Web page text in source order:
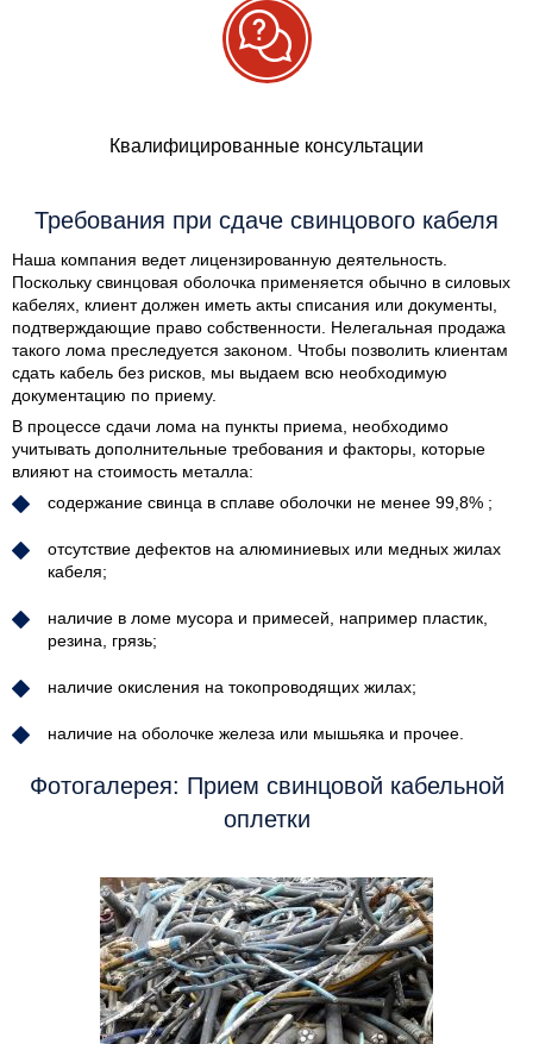
Квалифицированные консультации
Требования при сдаче свинцового кабеля
Наша компания ведет лицензированную деятельность.
Поскольку свинцовая оболочка применяется обычно в силовых
кабелях, клиент должен иметь акты списания или документы,
подтверждающие право собственности. Нелегальная продажа
такого лома преследуется законом. Чтобы позволить клиентам
сдать кабель без рисков, мы выдаем всю необходимую
документацию по приему.
В процессе сдачи лома на пункты приема, необходимо
учитывать дополнительные требования и факторы, которые
влияют на стоимость металла:
содержание свинца в сплаве оболочки не менее 99,8% ;
отсутствие дефектов на алюминиевых или медных жилах
кабеля;
наличие в ломе мусора и примесей, например пластик,
резина, грязь;
наличие окисления на токопроводящих жилах;
наличие на оболочке железа или мышьяка и прочее.
Фотогалерея: Прием свинцовой кабельной
оплетки